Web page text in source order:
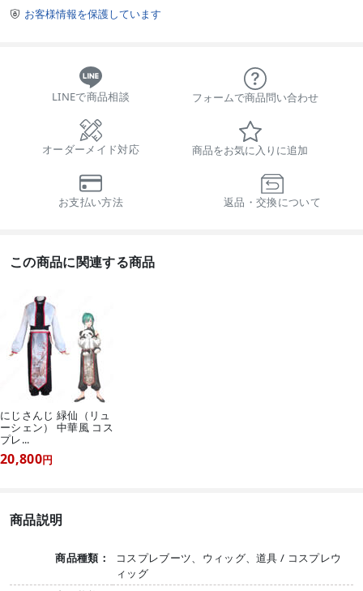
 お客様情報を保護しています
LINEで商品相談 フォームで商品問い合わせ
オーダーメイド対応 商品をお気に入りに追加
お支払い方法 返品・交換について
この商品に関連する商品
にじさんじ 緑仙（リュ
ーシェン） 中華風 コス
プレ...
20,800円
商品説明
商品種類：
コスプレブーツ、ウィッグ、道具 / コスプレウ
ィッグ